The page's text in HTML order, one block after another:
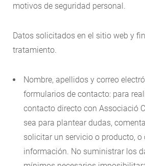
motivos de seguridad personal.
Datos solicitados en el sitio web y
tratamiento.
Nombre, apellidos y correo
formularios de contacto: para
contacto directo con Associació
sea para plantear dudas,
solicitar un servicio o producto, o
información. No suministrar los